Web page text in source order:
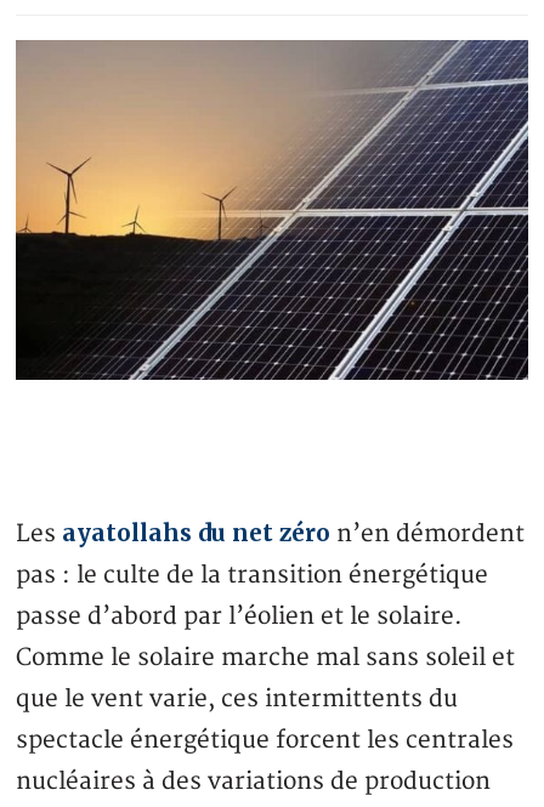
Les ayatollahs du net zéro n’en démordent
pas : le culte de la transition énergétique
passe d’abord par l’éolien et le solaire.
Comme le solaire marche mal sans soleil et
que le vent varie, ces intermittents du
spectacle énergétique forcent les centrales
nucléaires à des variations de production